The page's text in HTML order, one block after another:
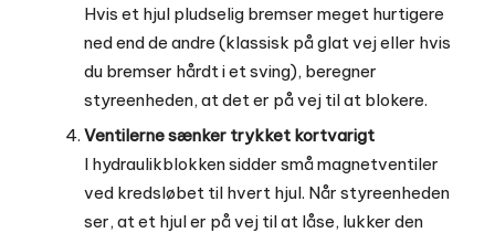
Hvis et hjul pludselig bremser meget hurtigere
ned end de andre (klassisk på glat vej eller hvis
du bremser hårdt i et sving), beregner
styreenheden, at det er på vej til at blokere.
Ventilerne sænker trykket kortvarigt
I hydraulikblokken sidder små magnetventiler
ved kredsløbet til hvert hjul. Når styreenheden
ser, at et hjul er på vej til at låse, lukker den